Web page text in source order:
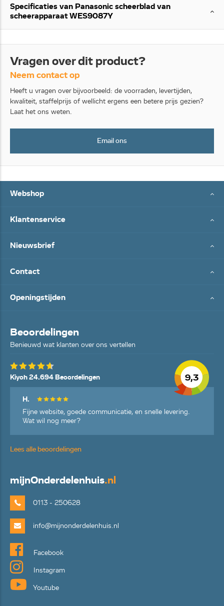
Specificaties van Panasonic scheerblad van
scheerapparaat WES9087Y
Vragen over dit product?
Neem contact op
Heeft u vragen over bijvoorbeeld: de voorraden, levertijden,
kwaliteit, staffelprijs of wellicht ergens een betere prijs gezien?
Laat het ons weten.
Email ons
Webshop
Klantenservice
Nieuwsbrief
Contact
Openingstijden
Beoordelingen
Benieuwd wat klanten over ons vertellen
9,3
Kiyoh 24.694 Beoordelingen
H.
Fijne website, goede communicatie, en snelle levering.
Wat wil nog meer?
Lees alle beoordelingen
mijnOnderdelenhuis.nl
0113 - 250628
info@mijnonderdelenhuis.nl
Facebook
Instagram
Youtube